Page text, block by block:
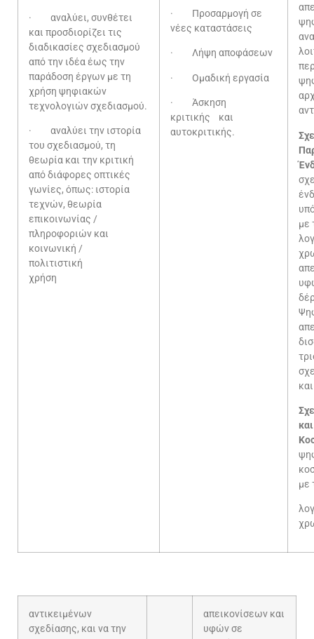
· αναλύει, συνθέτει
και προσδιορίζει τις
διαδικασίες σχεδιασμού
από την ιδέα έως την
παράδοση έργων με τη
χρήση ψηφιακών
τεχνολογιών σχεδιασμού.
· αναλύει την ιστορία
του σχεδιασμού, τη
θεωρία και την κριτική
από διάφορες οπτικές
γωνίες, όπως: ιστορία
τεχνών, θεωρία
επικοινωνίας /
πληροφοριών και
κοινωνική /
πολιτιστική
χρήση
· Προσαρμογή σε
νέες καταστάσεις
· Λήψη αποφάσεων
· Ομαδική εργασία
· Άσκηση
κριτικής και
αυτοκριτικής.
με
με
αντικειμένων
σχεδίασης, και να την
απεικονίσεων και
υφών σε